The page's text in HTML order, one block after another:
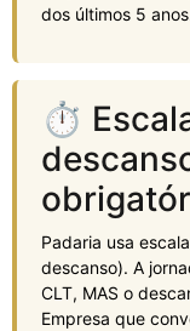
dos últimos 5
⏱️
Padaria usa
descanso). A
CLT, MAS o
Empresa que